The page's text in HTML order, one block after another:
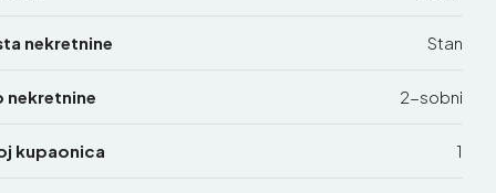
nekretnine Stan
nekretnine 2-sobni
kupaonica 1